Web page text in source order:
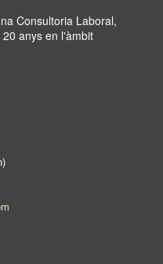
Consultoria Laboral,
anys en l'àmbit